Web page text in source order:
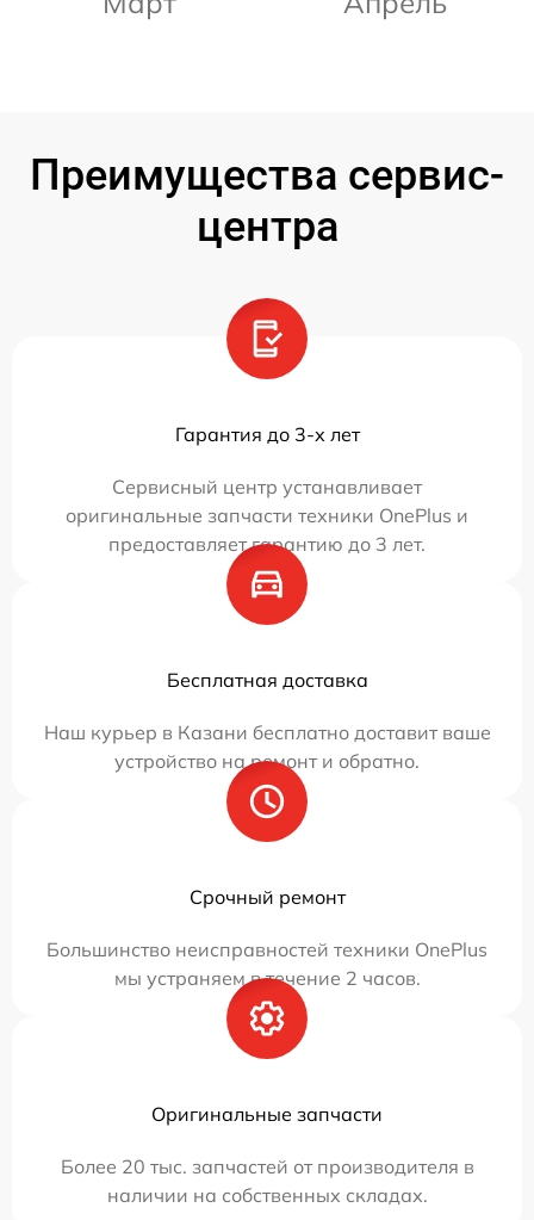
Преимущества сервис-
центра
Гарантия до 3-х лет
Сервисный центр устанавливает
оригинальные запчасти техники OnePlus и
предоставляет гарантию до 3 лет.
Бесплатная доставка
Наш курьер в Казани бесплатно доставит ваше
устройство на ремонт и обратно.
Срочный ремонт
Большинство неисправностей техники OnePlus
мы устраняем в течение 2 часов.
Оригинальные запчасти
Более 20 тыс. запчастей от производителя в
наличии на собственных складах.